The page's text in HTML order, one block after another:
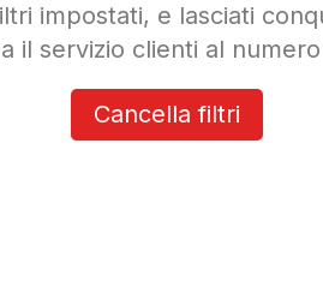
impostati, e lasciati
il servizio clienti al numero
Cancella filtri